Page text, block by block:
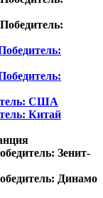
Победитель:
США
Китай
Зенит-
Динамо